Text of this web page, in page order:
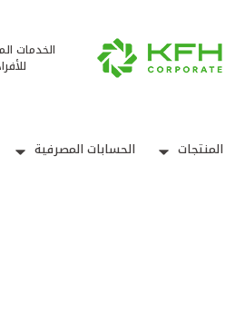
الخدمات
المنتجات الحسابات المصرفية